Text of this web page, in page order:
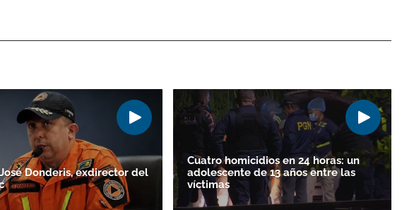
Donderis, exdirector del
Cuatro homicidios en 24 horas: un
adolescente de 13 años entre las
víctimas